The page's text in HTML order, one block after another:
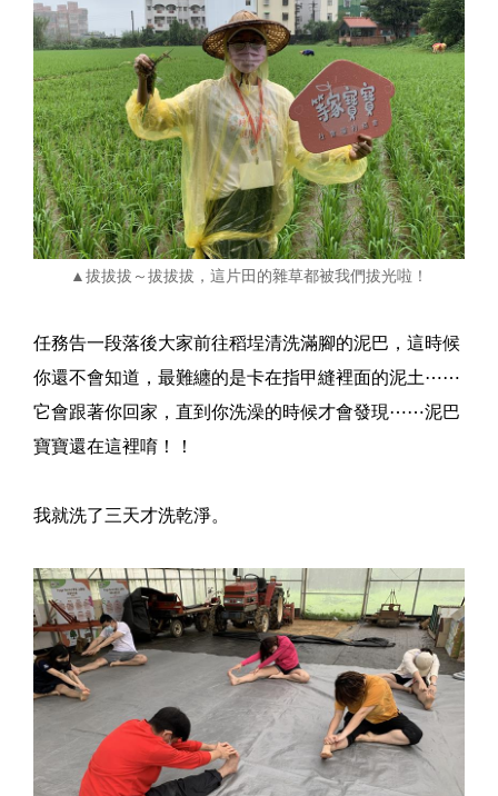
▲ 拔拔拔～拔拔拔，這片田的雜草都被我們拔光啦！
任務告一段落後大家前往稻埕清洗滿腳的泥巴，這時候
你還不會知道，最難纏的是卡在指甲縫裡面的泥土⋯⋯
它會跟著你回家，直到你洗澡的時候才會發現⋯⋯泥巴
寶寶還在這裡唷！！
我就洗了三天才洗乾淨。